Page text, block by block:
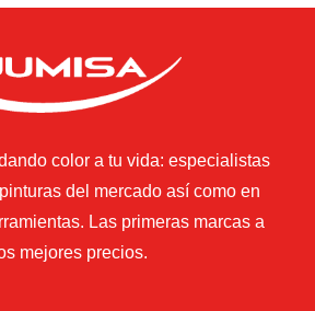
color a tu vida: especialistas
del mercado así como en
Las primeras marcas a
mejores precios.